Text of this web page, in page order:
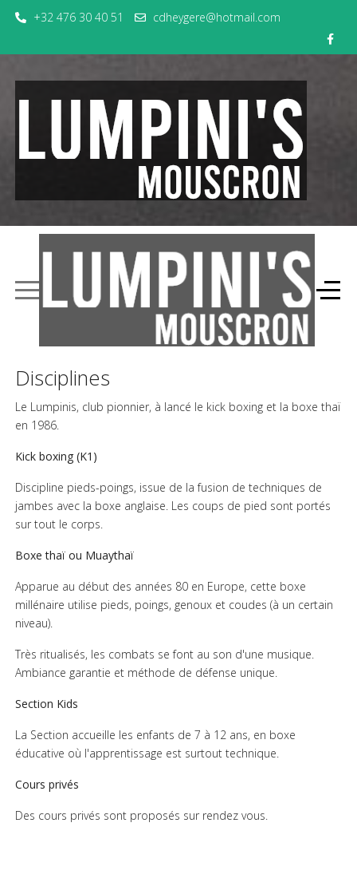
+32 476 30 40 51 cdheygere@hotmail.com
Disciplines
Le Lumpinis, club pionnier, à lancé le kick boxing et la boxe thaï
en 1986.
Kick boxing (K1)
Discipline pieds-poings, issue de la fusion de techniques de
jambes avec la boxe anglaise. Les coups de pied sont portés
sur tout le corps.
Boxe thaï ou Muaythaï
Apparue au début des années 80 en Europe, cette boxe
millénaire utilise pieds, poings, genoux et coudes (à un certain
niveau).
Très ritualisés, les combats se font au son d'une musique.
Ambiance garantie et méthode de défense unique.
Section Kids
La Section accueille les enfants de 7 à 12 ans, en boxe
éducative où l'apprentissage est surtout technique.
Cours privés
Des cours privés sont proposés sur rendez vous.